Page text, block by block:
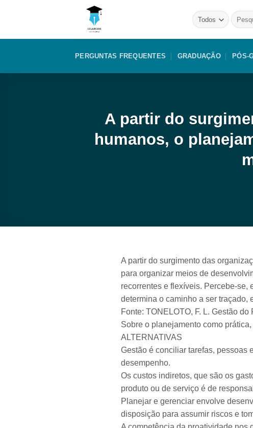
por:
PERGUNTAS FREQUENTES GRADUAÇÃO PÓS-
A partir do
humanos, o
A partir do surgimento das
para organizar meios de
recorrentes e flexíveis. Percebe-
determina o caminho a ser traçado,
Fonte: TONELOTO, F. L. Gestão
Sobre o planejamento como
ALTERNATIVAS
Gestão é conciliar tarefas, pessoas
desempenho.
Os custos indiretos, que são os
produto ou de serviço é de
Planejar e gerenciar envolve
disposição para assumir riscos e